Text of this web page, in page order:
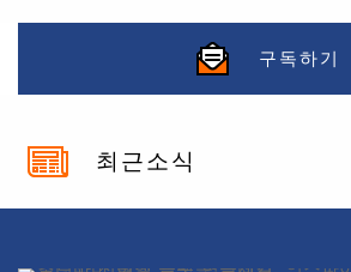
구독하기
최근소식